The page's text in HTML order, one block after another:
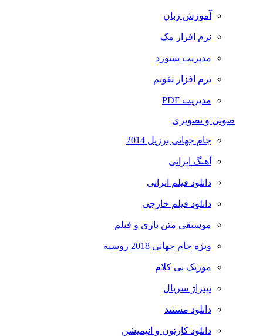
آموزش زبان
نرم افزار مک
مدیریت پسورد
نرم افزار تقویم
مدیریت PDF
صوتی و تصویری
جام جهانی برزیل 2014
آهنگ ایرانی
دانلود فیلم ایرانی
دانلود فیلم خارجی
موسیقی متن بازی و فیلم
ویژه جام جهانی 2018 روسیه
موزیک بی کلام
تیتراژ سریال
دانلود مستند
دانلود کارتون و انیمیشن